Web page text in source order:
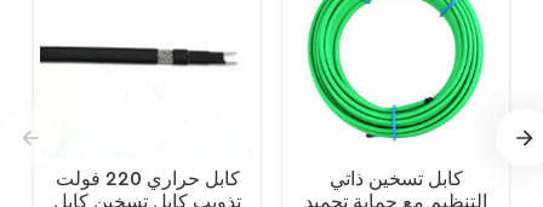
كابل حراري 220 فولت
تذويب كابل تسخين كابل
كابل تسخين ذاتي
التنظيم مع حماية تجميد